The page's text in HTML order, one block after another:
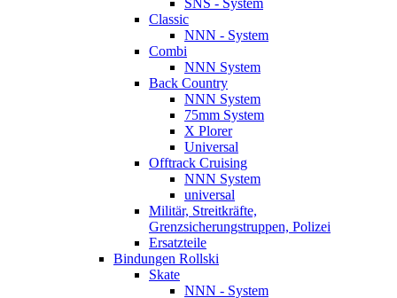
SNS - System
Classic
NNN - System
Combi
NNN System
Back Country
NNN System
75mm System
X Plorer
Universal
Offtrack Cruising
NNN System
universal
Militär, Streitkräfte,
Grenzsicherungstruppen, Polizei
Ersatzteile
Bindungen Rollski
Skate
NNN - System